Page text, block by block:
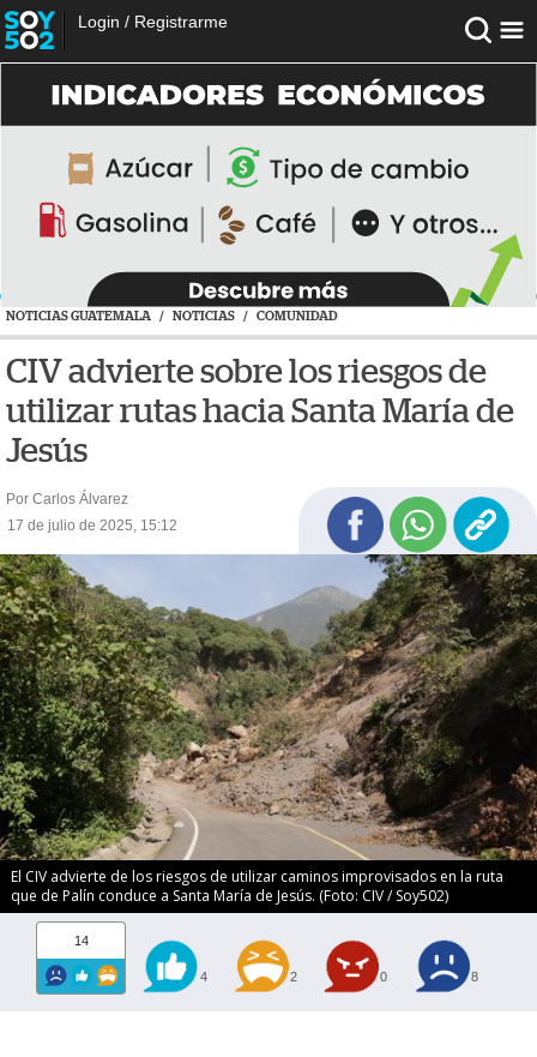
Login / Registrarme
NOTICIAS GUATEMALA / NOTICIAS / COMUNIDAD
CIV advierte sobre los riesgos de
utilizar rutas hacia Santa María de
Jesús
Por Carlos Álvarez
17 de julio de 2025, 15:12
El CIV advierte de los riesgos de utilizar caminos improvisados en la ruta
que de Palín conduce a Santa María de Jesús. (Foto: CIV / Soy502)
14
4 2 0 8